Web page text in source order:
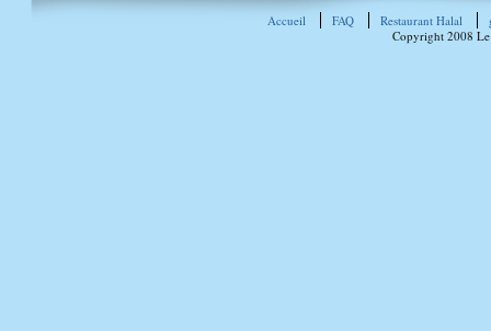
Accueil FAQ Restaurant Halal
Copyright 2008